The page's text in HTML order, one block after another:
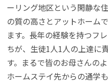
ーリング地区という閑静な
の質の高さとアットホーム
ます。長年の経験を持つフ
ちが、生徒1人1人の上達に
す。まるで皆のお母さんの
ホームステイ先からの通学